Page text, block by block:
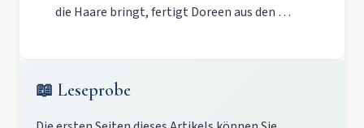
die Haare bringt, fertigt Doreen aus den …
📖 Leseprobe